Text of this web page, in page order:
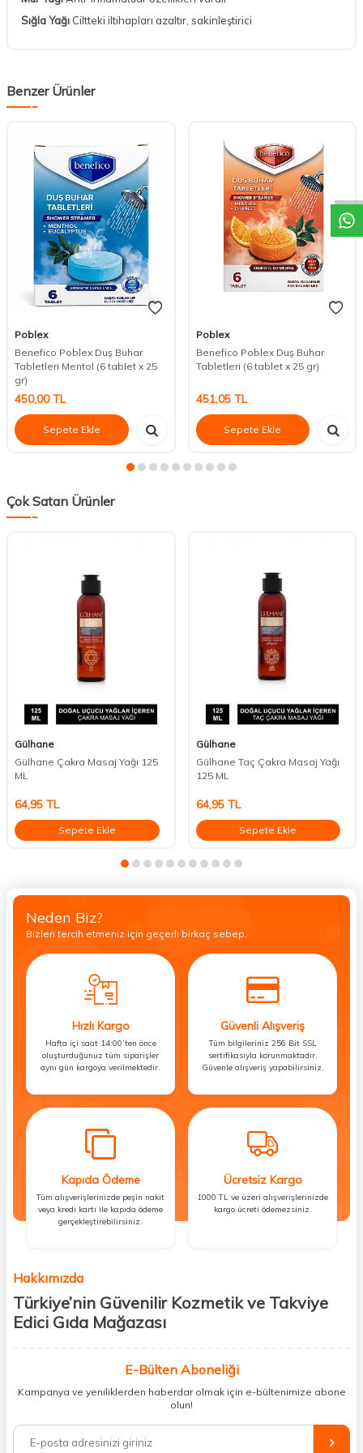
Sığla Yağı Ciltteki iltihapları azaltır, sakinleştirici
Benzer Ürünler
Poblex
Benefico Poblex Duş Buhar
Tabletleri Mentol (6 tablet x 25
gr)
450,00TL
Sepete Ekle
Poblex
Benefico Poblex Duş Buhar
Tabletleri (6 tablet x 25 gr)
451,05TL
Sepete Ekle
Çok Satan Ürünler
Gülhane
Gülhane Çakra Masaj Yağı 125
ML
64,95 TL
Sepete Ekle
Gülhane
Gülhane Taç Çakra Masaj Yağı
125 ML
64,95TL
Sepete Ekle
Neden Biz?
Bizleri tercih etmeniz için geçerli birkaç sebep.
Hızlı Kargo
Hafta içi saat 14:00’ten önce
oluşturduğunuz tüm siparişler
aynı gün kargoya verilmektedir.
Güvenli Alışveriş
Tüm bilgileriniz 256 Bit SSL
sertifikasıyla korunmaktadır.
Güvenle alışveriş yapabilirsiniz.
Kapıda Ödeme
Tüm alışverişlerinizde peşin nakit
veya kredi kartı ile kapıda ödeme
gerçekleştirebilirsiniz.
Ücretsiz Kargo
1000 TL ve üzeri alışverişlerinizde
kargo ücreti ödemezsiniz.
Hakkımızda
Türkiye’nin Güvenilir Kozmetik ve Takviye
Edici Gıda Mağazası
kişisel bakım hem de takviye edici gıda ürünlerini sizlerle
buluşturuyoruz. Artık mağaza mağaza dolaşmanıza gerek yok;
ihtiyacınız olan her şeyi tek bir çatı altında topluyor ve kapınıza kadar
%100 orijinal kozmetik ve sağlık ürünleriyle güzelliğinizi tamamlayabilir,
E-Bülten Aboneliği
Kampanya ve yeniliklerden haberdar olmak için e-bültenimize abone
olun!